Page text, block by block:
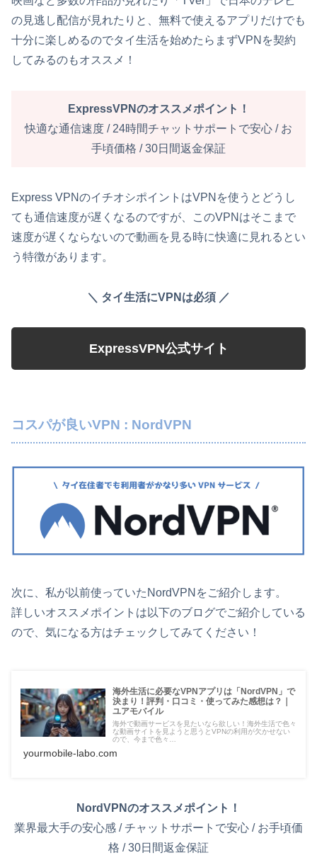
の見逃し配信が見れたりと、無料で使えるアプリだけでも
十分に楽しめるのでタイ生活を始めたらまずVPNを契約
してみるのもオススメ！
ExpressVPNのオススメポイント！
快適な通信速度 / 24時間チャットサポートで安心 / お
手頃価格 / 30日間返金保証
Express VPNのイチオシポイントはVPNを使うとどうし
ても通信速度が遅くなるのですが、このVPNはそこまで
速度が遅くならないので動画を見る時に快適に見れるとい
う特徴があります。
＼ タイ生活にVPNは必須 ／
ExpressVPN公式サイト
コスパが良いVPN : NordVPN
次に、私が以前使っていたNordVPNをご紹介します。
詳しいオススメポイントは以下のブログでご紹介している
ので、気になる方はチェックしてみてください！
海外生活に必要なVPNアプリは「NordVPN」で
決まり！評判・口コミ・使ってみた感想は？｜
ユアモバイル
海外で動画サービスを見たいなら欲しい！海外生活で色々
な動画サイトを見ようと思うとVPNの利用が欠かせない
ので、今まで色々…
yourmobile-labo.com
NordVPNのオススメポイント！
業界最大手の安心感 / チャットサポートで安心 / お手頃価
格 / 30日間返金保証